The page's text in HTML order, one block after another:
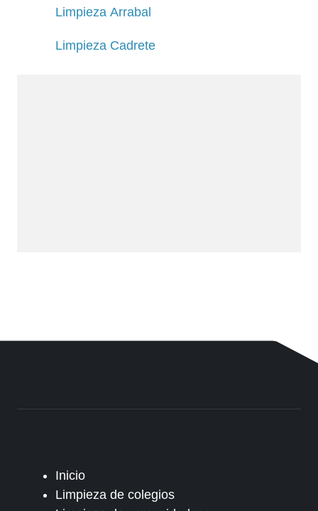
Limpieza Arrabal
Limpieza Cadrete
Inicio
Limpieza de colegios